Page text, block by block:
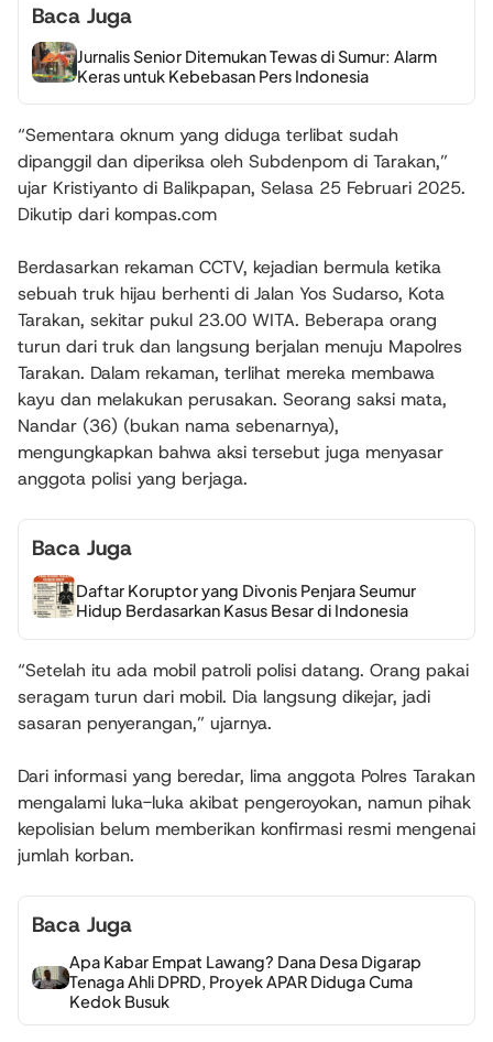
Baca Juga
Jurnalis Senior Ditemukan Tewas di Sumur: Alarm
Keras untuk Kebebasan Pers Indonesia
“Sementara oknum yang diduga terlibat sudah
dipanggil dan diperiksa oleh Subdenpom di Tarakan,”
ujar Kristiyanto di Balikpapan, Selasa 25 Februari 2025.
Dikutip dari kompas.com
Berdasarkan rekaman CCTV, kejadian bermula ketika
sebuah truk hijau berhenti di Jalan Yos Sudarso, Kota
Tarakan, sekitar pukul 23.00 WITA. Beberapa orang
turun dari truk dan langsung berjalan menuju Mapolres
Tarakan. Dalam rekaman, terlihat mereka membawa
kayu dan melakukan perusakan. Seorang saksi mata,
Nandar (36) (bukan nama sebenarnya),
mengungkapkan bahwa aksi tersebut juga menyasar
anggota polisi yang berjaga.
Baca Juga
Daftar Koruptor yang Divonis Penjara Seumur
Hidup Berdasarkan Kasus Besar di Indonesia
“Setelah itu ada mobil patroli polisi datang. Orang pakai
seragam turun dari mobil. Dia langsung dikejar, jadi
sasaran penyerangan,” ujarnya.
Dari informasi yang beredar, lima anggota Polres Tarakan
mengalami luka-luka akibat pengeroyokan, namun pihak
kepolisian belum memberikan konfirmasi resmi mengenai
jumlah korban.
Baca Juga
Apa Kabar Empat Lawang? Dana Desa Digarap
Tenaga Ahli DPRD, Proyek APAR Diduga Cuma
Kedok Busuk